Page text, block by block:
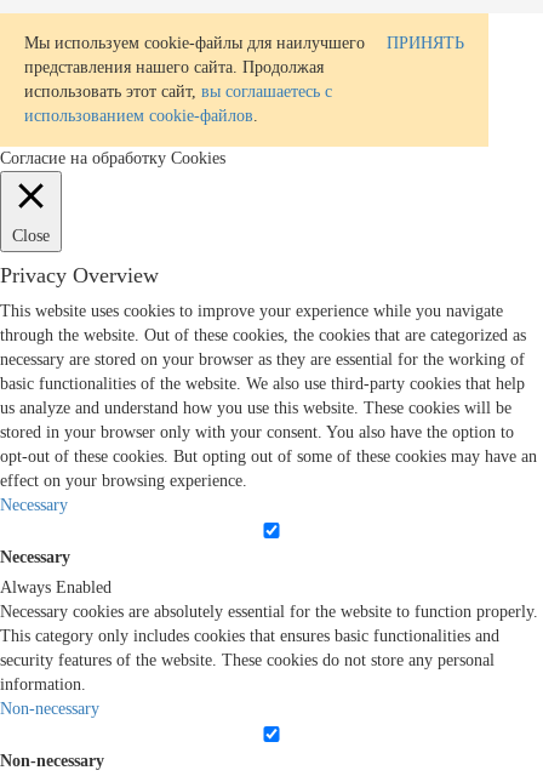
Мы используем cookie-файлы для наилучшего
представления нашего сайта. Продолжая
использовать этот сайт, вы соглашаетесь с
использованием cookie-файлов.
ПРИНЯТЬ
Согласие на обработку Cookies
Close
Privacy Overview
This website uses cookies to improve your experience while you navigate
through the website. Out of these cookies, the cookies that are categorized as
necessary are stored on your browser as they are essential for the working of
basic functionalities of the website. We also use third-party cookies that help
us analyze and understand how you use this website. These cookies will be
stored in your browser only with your consent. You also have the option to
opt-out of these cookies. But opting out of some of these cookies may have an
effect on your browsing experience.
Necessary
Necessary
Always Enabled
Necessary cookies are absolutely essential for the website to function properly.
This category only includes cookies that ensures basic functionalities and
security features of the website. These cookies do not store any personal
information.
Non-necessary
Non-necessary